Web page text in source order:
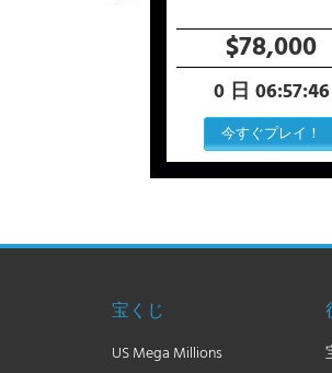
$78,000
0 日 06:57:45
今すぐプレイ！
宝くじ
US Mega Millions